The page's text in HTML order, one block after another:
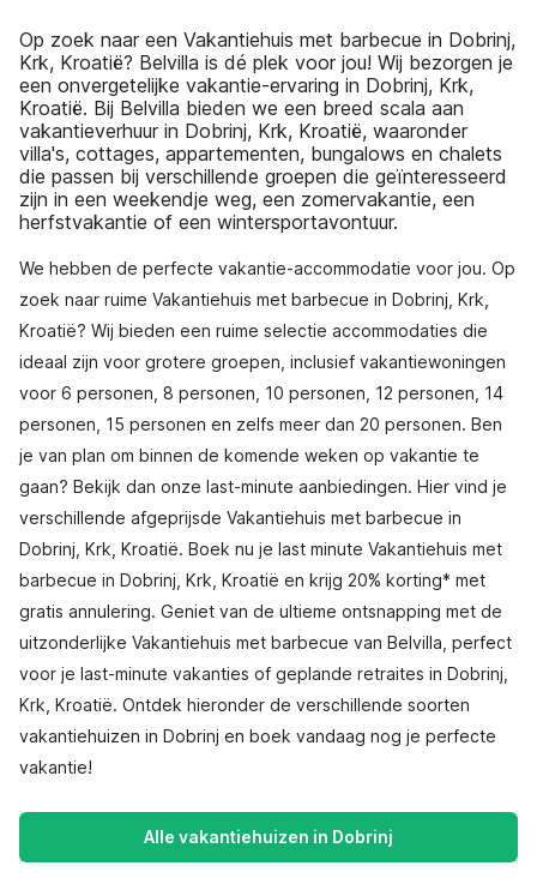
Op zoek naar een Vakantiehuis met barbecue in Dobrinj,
Krk, Kroatië? Belvilla is dé plek voor jou! Wij bezorgen je
een onvergetelijke vakantie-ervaring in Dobrinj, Krk,
Kroatië. Bij Belvilla bieden we een breed scala aan
vakantieverhuur in Dobrinj, Krk, Kroatië, waaronder
villa's, cottages, appartementen, bungalows en chalets
die passen bij verschillende groepen die geïnteresseerd
zijn in een weekendje weg, een zomervakantie, een
herfstvakantie of een wintersportavontuur.
We hebben de perfecte vakantie-accommodatie voor jou. Op
zoek naar ruime Vakantiehuis met barbecue in Dobrinj, Krk,
Kroatië? Wij bieden een ruime selectie accommodaties die
ideaal zijn voor grotere groepen, inclusief vakantiewoningen
voor 6 personen, 8 personen, 10 personen, 12 personen, 14
personen, 15 personen en zelfs meer dan 20 personen. Ben
je van plan om binnen de komende weken op vakantie te
gaan? Bekijk dan onze last-minute aanbiedingen. Hier vind je
verschillende afgeprijsde Vakantiehuis met barbecue in
Dobrinj, Krk, Kroatië. Boek nu je last minute Vakantiehuis met
barbecue in Dobrinj, Krk, Kroatië en krijg 20% korting* met
gratis annulering. Geniet van de ultieme ontsnapping met de
uitzonderlijke Vakantiehuis met barbecue van Belvilla, perfect
voor je last-minute vakanties of geplande retraites in Dobrinj,
Krk, Kroatië. Ontdek hieronder de verschillende soorten
vakantiehuizen in Dobrinj en boek vandaag nog je perfecte
vakantie!
Alle vakantiehuizen in Dobrinj